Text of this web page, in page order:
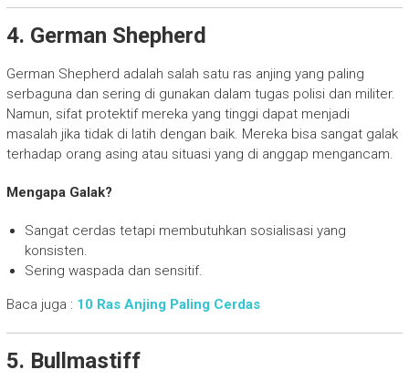
4. German Shepherd
German Shepherd adalah salah satu ras anjing yang paling
serbaguna dan sering di gunakan dalam tugas polisi dan militer.
Namun, sifat protektif mereka yang tinggi dapat menjadi
masalah jika tidak di latih dengan baik. Mereka bisa sangat galak
terhadap orang asing atau situasi yang di anggap mengancam.
Mengapa Galak?
Sangat cerdas tetapi membutuhkan sosialisasi yang
konsisten.
Sering waspada dan sensitif.
Baca juga : 10 Ras Anjing Paling Cerdas
5. Bullmastiff